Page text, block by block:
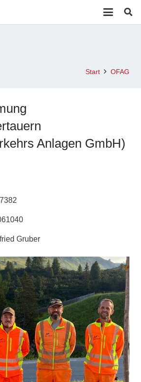
Start OFAG
Anlagen GmbH)
Gruber